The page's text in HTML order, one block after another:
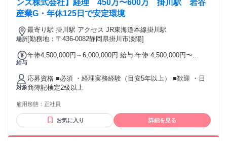
意事項＞ ※１：原則製造から３年以内のパソコン機器をご使
用ください。製造から8年以上経過している機器は不可です。
※２：WindowsOSをご使用される場合は、Microsoft社のサポ
ート対象内のOSをご使用ください。（Windows11以上） ※
以外をご使用される際はご留意ください。 ※４：業務に使用
選考対象外となる可能性がございます。
ンズ株式会社】経理 450万〜600万 掛川駅 岩谷
産業G・年休125日で安定環境
場所
最寄り駅 掛川駅 アクセス JR東海道本線掛川駅
[勤務地：〒436-0082静岡県掛川市淡陽]
給与
年俸4,500,000円～6,000,000円 給与 年俸 4,500,000円〜
円〜360,000円 ・賞与年2回支給(6月・12月)※2024年支給実績
5.46ヵ月 ・昇給年1回あり 【モデル年収】 ・30歳/担当者/年
収450万円 ・35歳/主任クラス/年収550万円 ※年収はあくまで
も目安の金額であり、選考を通じて上下する可能性がありま
対象
応募資格 ■必須 ・経理実務経験（目安5年以上） ■歓迎 ・日
商簿記検定2級以上
雇用形態： 正社員
お気に入り 詳細を見る